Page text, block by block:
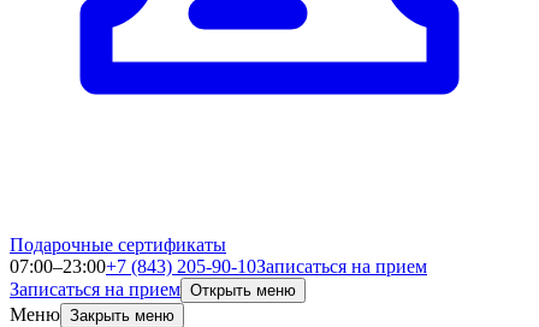
Подарочные сертификаты
07:00–23:00+7 (843) 205-90-10Записаться на прием
Записаться на прием Открыть меню
Меню Закрыть меню